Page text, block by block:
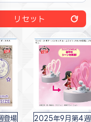
リセット
登場
2025年9月第4週